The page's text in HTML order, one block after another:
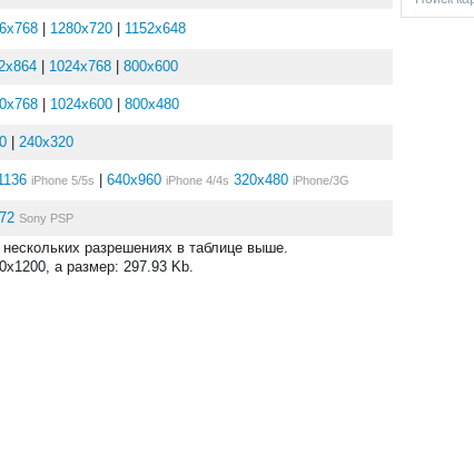
1280x720 1152x648
1024x768 800x600
1024x600 800x480
240x320
iPhone 5/5s 640x960 iPhone 4/4s 320x480 iPhone/3G
Sony PSP
разрешениях в таблице выше.
а размер: 297.93 Kb.